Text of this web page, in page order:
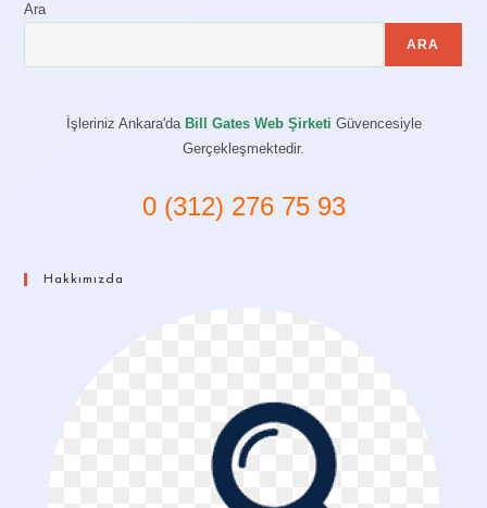
Ara
ARA
İşleriniz Ankara'da Bill Gates Web Şirketi Güvencesiyle
Gerçekleşmektedir.
0 (312) 276 75 93
Hakkımızda